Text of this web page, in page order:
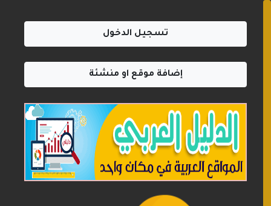
تسجيل الدخول
إضافة موقع او منشئة